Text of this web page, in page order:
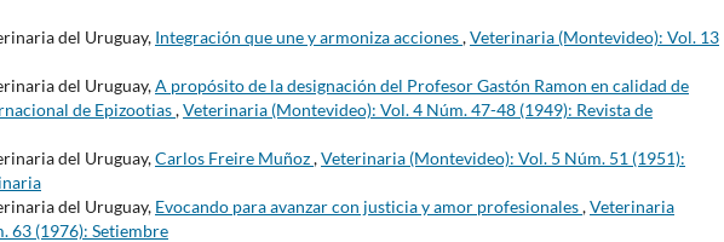
del Uruguay, Integración que une y armoniza acciones,Veterinaria (Montevideo): Vol. 13
del Uruguay,A propósito de la designación del Profesor Gastón Ramon en calidad de
de Epizootias,Veterinaria (Montevideo): Vol. 4 Núm. 47-48 (1949): Revista de
del Uruguay,Carlos Freire Muñoz,Veterinaria (Montevideo): Vol. 5 Núm. 51 (1951):
del Uruguay, Evocando para avanzar con justicia y amor profesionales,Veterinaria
63 (1976): Setiembre